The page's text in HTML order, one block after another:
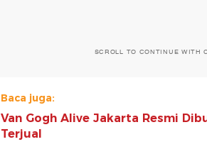
SCROLL TO CONTINUE WITH
Baca juga:
Van Gogh Alive Jakarta Resmi
Terjual